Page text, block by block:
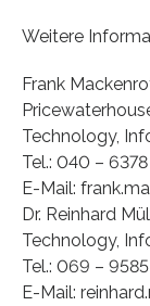
Weitere
Frank
Technology,
Tel.: 040 –
E-Mail:
Dr. Reinhard
Technology,
Tel.: 069 –
E-Mail: